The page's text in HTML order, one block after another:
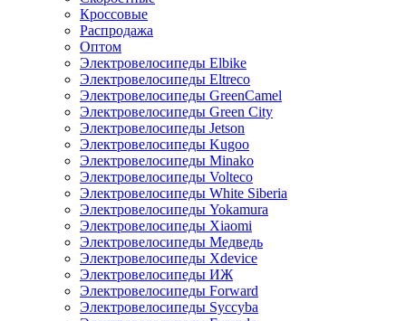
Кроссовые
Распродажа
Оптом
Электровелосипеды Elbike
Электровелосипеды Eltreco
Электровелосипеды GreenCamel
Электровелосипеды Green City
Электровелосипеды Jetson
Электровелосипеды Kugoo
Электровелосипеды Minako
Электровелосипеды Volteco
Электровелосипеды White Siberia
Электровелосипеды Yokamura
Электровелосипеды Xiaomi
Электровелосипеды Медведь
Электровелосипеды Xdevice
Электровелосипеды ИЖ
Электровелосипеды Forward
Электровелосипеды Syccyba